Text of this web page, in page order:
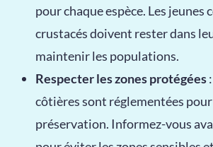
pour chaque espèce. Les jeunes
crustacés doivent rester dans
maintenir les populations.
Respecter les zones protégées
côtières sont réglementées
préservation. Informez-vous